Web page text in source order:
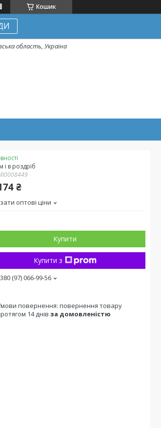
Кошик
область, Україна
і в роздріб
₴
оптові ціни
Купити
Купити з
(97) 066-99-56
повернення товару
14 днів за домовленістю